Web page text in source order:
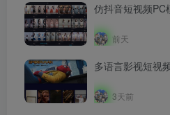
仿抖音短视频PC
前天
多语言影视短视
3天前